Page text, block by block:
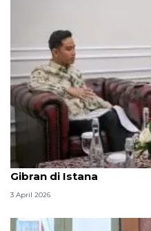
Seskab Teddy
Gibran di Istana
3 April 2026